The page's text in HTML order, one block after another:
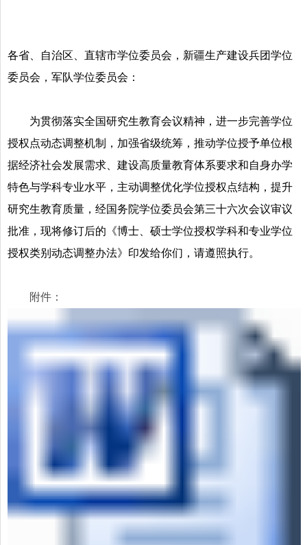
各省、自治区、直辖市学位委员会，新疆生产建设兵团学位
委员会，军队学位委员会：
为贯彻落实全国研究生教育会议精神，进一步完善学位
授权点动态调整机制，加强省级统筹，推动学位授予单位根
据经济社会发展需求、建设高质量教育体系要求和自身办学
特色与学科专业水平，主动调整优化学位授权点结构，提升
研究生教育质量，经国务院学位委员会第三十六次会议审议
批准，现将修订后的《博士、硕士学位授权学科和专业学位
授权类别动态调整办法》印发给你们，请遵照执行。
附件：